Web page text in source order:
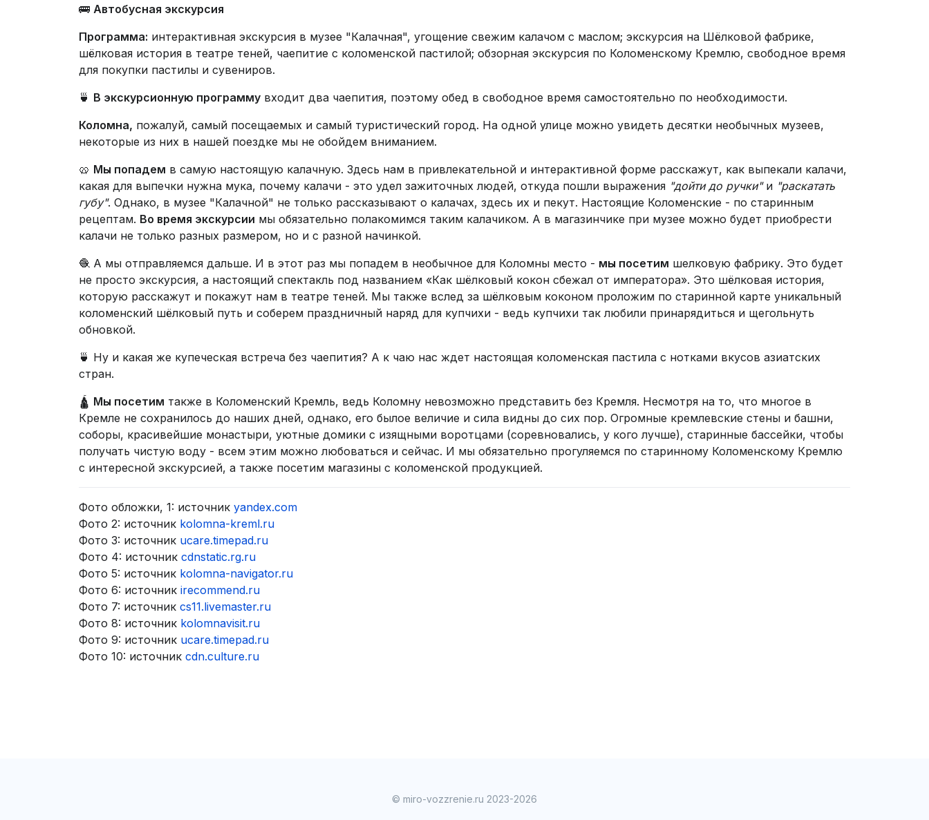
🚌 Автобусная экскурсия
Программа: интерактивная экскурсия в музее "Калачная", угощение свежим калачом с маслом; экскурсия на Шёлковой фабрике,
шёлковая история в театре теней, чаепитие с коломенской пастилой; обзорная экскурсия по Коломенскому Кремлю, свободное время
для покупки пастилы и сувениров.
🍵 В экскурсионную программу входит два чаепития, поэтому обед в свободное время самостоятельно по необходимости.
Коломна, пожалуй, самый посещаемых и самый туристический город. На одной улице можно увидеть десятки необычных музеев,
некоторые из них в нашей поездке мы не обойдем вниманием.
🥨 Мы попадем в самую настоящую калачную. Здесь нам в привлекательной и интерактивной форме расскажут, как выпекали калачи,
какая для выпечки нужна мука, почему калачи - это удел зажиточных людей, откуда пошли выражения "дойти до ручки"и "раскатать
губу". Однако, в музее "Калачной" не только рассказывают о калачах, здесь их и пекут. Настоящие Коломенские - по старинным
рецептам. Во время экскурсии мы обязательно полакомимся таким калачиком. А в магазинчике при музее можно будет приобрести
калачи не только разных размером, но и с разной начинкой.
🧶 А мы отправляемся дальше. И в этот раз мы попадем в необычное для Коломны место - мы посетим шелковую фабрику. Это будет
не просто экскурсия, а настоящий спектакль под названием «Как шёлковый кокон сбежал от императора». Это шёлковая история,
которую расскажут и покажут нам в театре теней. Мы также вслед за шёлковым коконом проложим по старинной карте уникальный
коломенский шёлковый путь и соберем праздничный наряд для купчихи - ведь купчихи так любили принарядиться и щегольнуть
обновкой.
🍵 Ну и какая же купеческая встреча без чаепития? А к чаю нас ждет настоящая коломенская пастила с нотками вкусов азиатских
стран.
🛕 Мы посетим также в Коломенский Кремль, ведь Коломну невозможно представить без Кремля. Несмотря на то, что многое в
Кремле не сохранилось до наших дней, однако, его былое величие и сила видны до сих пор. Огромные кремлевские стены и башни,
соборы, красивейшие монастыри, уютные домики с изящными воротцами (соревновались, у кого лучше), старинные бассейки, чтобы
получать чистую воду - всем этим можно любоваться и сейчас. И мы обязательно прогуляемся по старинному Коломенскому Кремлю
с интересной экскурсией, а также посетим магазины с коломенской продукцией.
Фото обложки, 1: источник yandex.com
Фото 2: источник kolomna-kreml.ru
Фото 3: источник ucare.timepad.ru
Фото 4: источник cdnstatic.rg.ru
Фото 5: источник kolomna-navigator.ru
Фото 6: источник irecommend.ru
Фото 7: источник cs11.livemaster.ru
Фото 8: источник kolomnavisit.ru
Фото 9: источник ucare.timepad.ru
Фото 10: источник cdn.culture.ru
© miro-vozzrenie.ru 2023-2026